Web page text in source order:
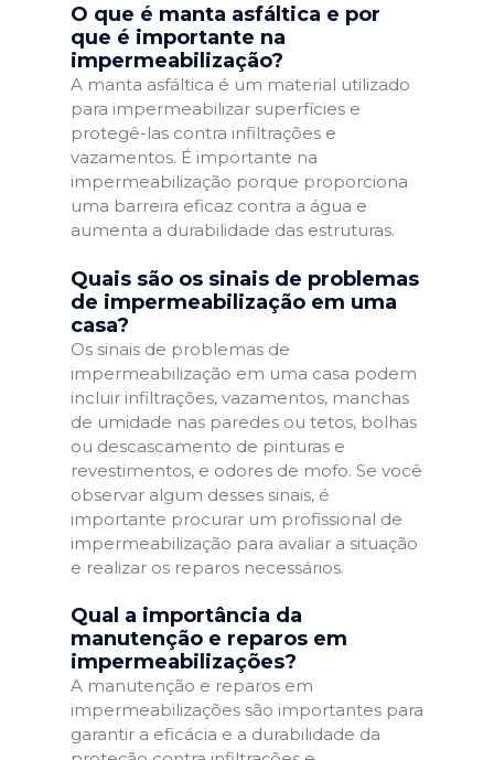
O que é manta asfáltica e por
que é importante na
impermeabilização?
A manta asfáltica é um material utilizado
para impermeabilizar superfícies e
protegê-las contra infiltrações e
vazamentos. É importante na
impermeabilização porque proporciona
uma barreira eficaz contra a água e
aumenta a durabilidade das estruturas.
Quais são os sinais de problemas
de impermeabilização em uma
casa?
Os sinais de problemas de
impermeabilização em uma casa podem
incluir infiltrações, vazamentos, manchas
de umidade nas paredes ou tetos, bolhas
ou descascamento de pinturas e
revestimentos, e odores de mofo. Se você
observar algum desses sinais, é
importante procurar um profissional de
impermeabilização para avaliar a situação
e realizar os reparos necessários.
Qual a importância da
manutenção e reparos em
impermeabilizações?
A manutenção e reparos em
impermeabilizações são importantes para
garantir a eficácia e a durabilidade da